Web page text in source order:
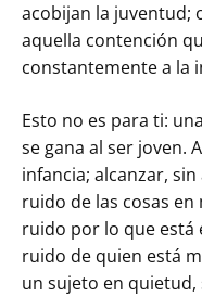
acobijan la juventud;
aquella contención
constantemente a la
Esto no es para ti:
se gana al ser joven.
infancia; alcanzar,
ruido de las cosas
ruido por lo que está
ruido de quien está
un sujeto en